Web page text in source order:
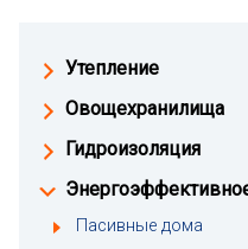
Утепление
Овощехранилища
Гидроизоляция
Пасивные дома